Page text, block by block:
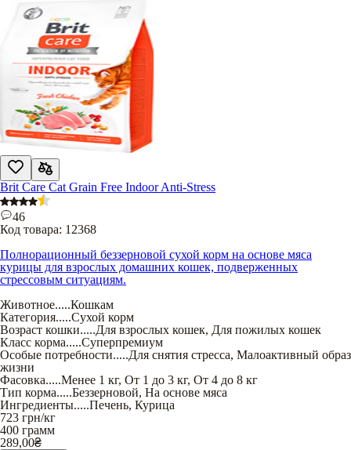
Brit Care Cat Grain Free Indoor Anti-Stress
46
Код товара: 12368
Полнорационный беззерновой сухой корм на основе мяса
курицы для взрослых домашних кошек, подверженных
стрессовым ситуациям.
Животное.....Кошкам
Категория.....Сухой корм
Возраст кошки.....Для взрослых кошек, Для пожилых кошек
Класс корма.....Суперпремиум
Особые потребности.....Для снятия стресса, Малоактивный образ
жизни
Фасовка.....Менее 1 кг, От 1 до 3 кг, От 4 до 8 кг
Тип корма.....Беззерновой, На основе мяса
Ингредиенты.....Печень, Курица
723 грн/кг
400 грамм
289,00₴